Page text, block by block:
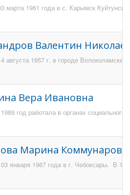
марта 1961 года в с. Карымск
Валентин
августа 1957 г. в городе
Вера Ивановна
год работала в органах
Марина
января 1967 года в г. Чебоксары. В